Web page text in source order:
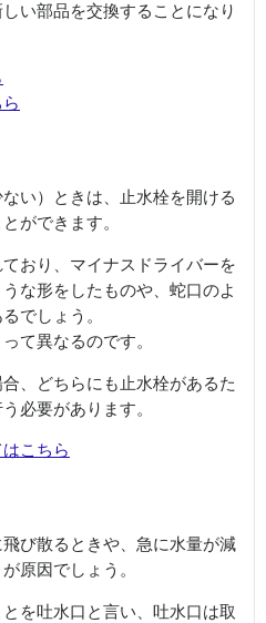
い部品を交換することになり
い）ときは、止水栓を開ける
ができます。
おり、マイナスドライバーを
な形をしたものや、蛇口のよ
でしょう。
て異なるのです。
、どちらにも止水栓があるた
必要があります。
こちら
び散るときや、急に水量が減
原因でしょう。
を吐水口と言い、吐水口は取